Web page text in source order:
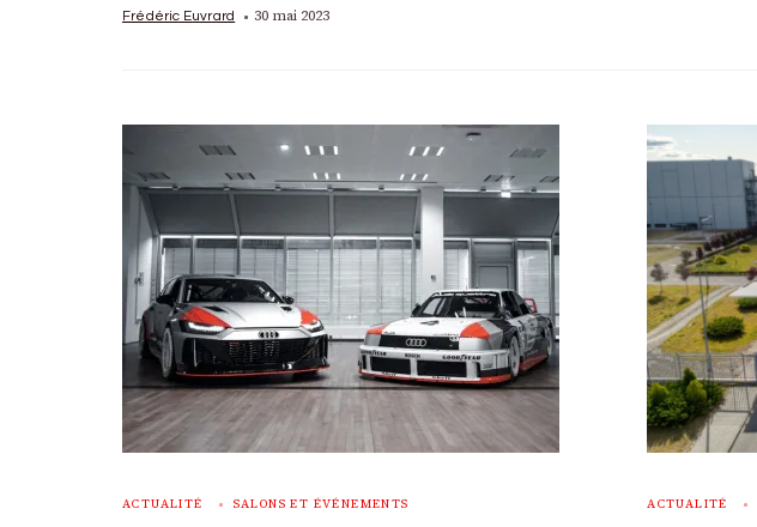
Frédéric Euvrard 30 mai 2023
ACTUALITÉ SALONS ET ÉVÉNEMENTS ACTUALITÉ